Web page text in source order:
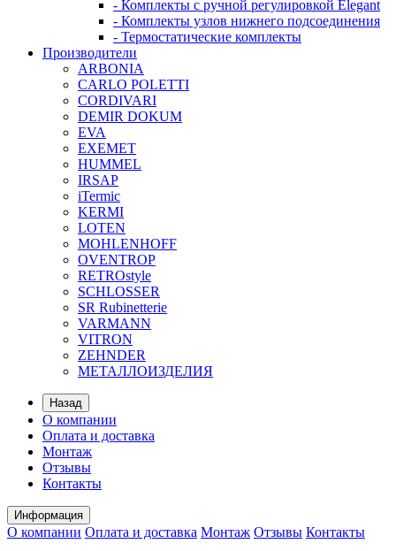
- Комплекты с ручной регулировкой Elegant
- Комплекты узлов нижнего подсоединения
- Термостатические комплекты
Производители
ARBONIA
CARLO POLETTI
CORDIVARI
DEMIR DOKUM
EVA
EXEMET
HUMMEL
IRSAP
iTermic
KERMI
LOTEN
MOHLENHOFF
OVENTROP
RETROstyle
SCHLOSSER
SR Rubinetterie
VARMANN
VITRON
ZEHNDER
МЕТАЛЛОИЗДЕЛИЯ
Назад
О компании
Оплата и доставка
Монтаж
Отзывы
Контакты
Информация
О компании Оплата и доставка Монтаж Отзывы Контакты